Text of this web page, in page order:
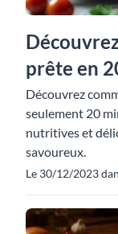
prête en
Découvrez
seulement 20
nutritives et
savoureux.
Le 30/12/2023